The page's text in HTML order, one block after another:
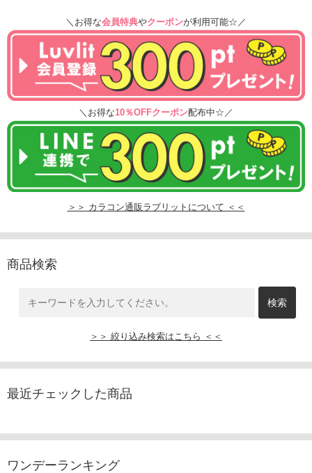
＼お得な会員特典やクーポンが利用可能☆／
＼お得な10％OFFクーポン配布中☆／
＞＞ カラコン通販ラブリットについて ＜＜
商品検索
＞＞ 絞り込み検索はこちら ＜＜
最近チェックした商品
ワンデーランキング